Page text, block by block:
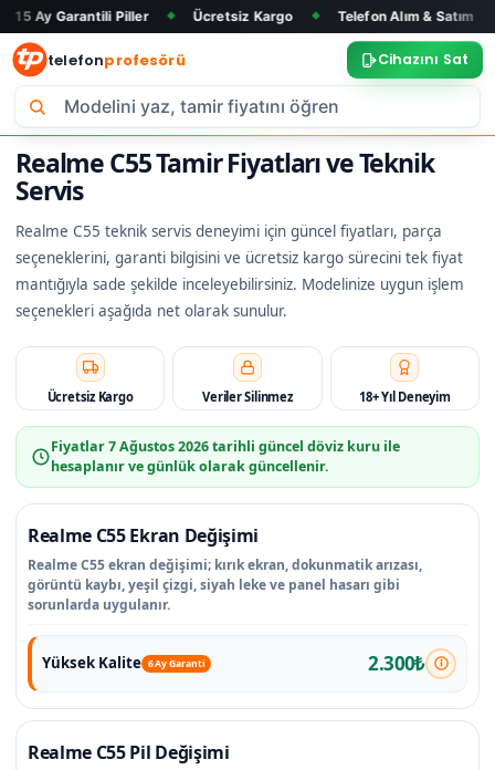
Piller ◆ Ücretsiz Kargo ◆ Telefon Alım & Satım ◆ Tüm
telefonprofesörü Cihazını Sat
Realme C55 Tamir Fiyatları ve Teknik
Servis
Realme C55 teknik servis deneyimi için güncel fiyatları, parça
seçeneklerini, garanti bilgisini ve ücretsiz kargo sürecini tek fiyat
mantığıyla sade şekilde inceleyebilirsiniz. Modelinize uygun işlem
seçenekleri aşağıda net olarak sunulur.
Ücretsiz Kargo Veriler Silinmez 18+ Yıl Deneyim
Fiyatlar7 Ağustos 2026tarihli güncel döviz kuru ile
hesaplanır ve günlük olarak güncellenir.
Realme C55 Ekran Değişimi
Realme C55 ekran değişimi; kırık ekran, dokunmatik arızası,
görüntü kaybı, yeşil çizgi, siyah leke ve panel hasarı gibi
sorunlarda uygulanır.
Yüksek Kalite 6 Ay Garanti 2.300₺
Realme C55 Pil Değişimi